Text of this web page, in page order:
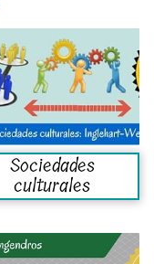
Sociedades
culturales